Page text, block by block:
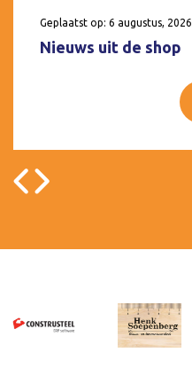
Geplaatst op: 6 augustus, 2026
Nieuws uit de shop